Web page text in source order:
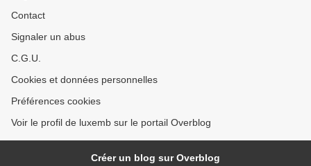
Contact
Signaler un abus
C.G.U.
Cookies et données personnelles
Préférences cookies
Voir le profil de luxemb sur le portail Overblog
Créer un blog sur Overblog